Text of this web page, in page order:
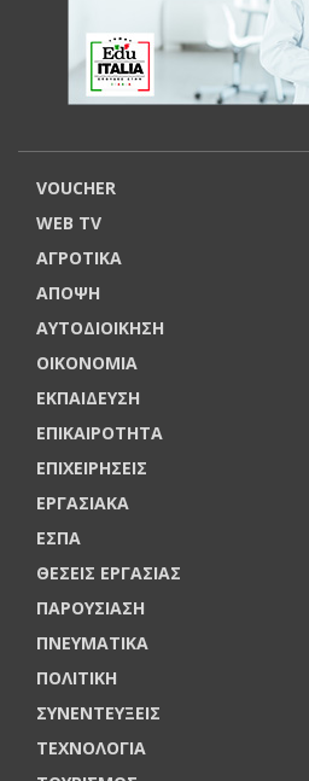
VOUCHER
WEB TV
ΑΓΡΟΤΙΚΑ
ΑΠΟΨΗ
ΑΥΤΟΔΙΟΙΚΗΣΗ
ΟΙΚΟΝΟΜΙΑ
ΕΚΠΑΙΔΕΥΣΗ
ΕΠΙΚΑΙΡΟΤΗΤΑ
ΕΠΙΧΕΙΡΗΣΕΙΣ
ΕΡΓΑΣΙΑΚΑ
ΕΣΠΑ
ΘΕΣΕΙΣ ΕΡΓΑΣΙΑΣ
ΠΑΡΟΥΣΙΑΣΗ
ΠΝΕΥΜΑΤΙΚΑ
ΠΟΛΙΤΙΚΗ
ΣΥΝΕΝΤΕΥΞΕΙΣ
ΤΕΧΝΟΛΟΓΙΑ